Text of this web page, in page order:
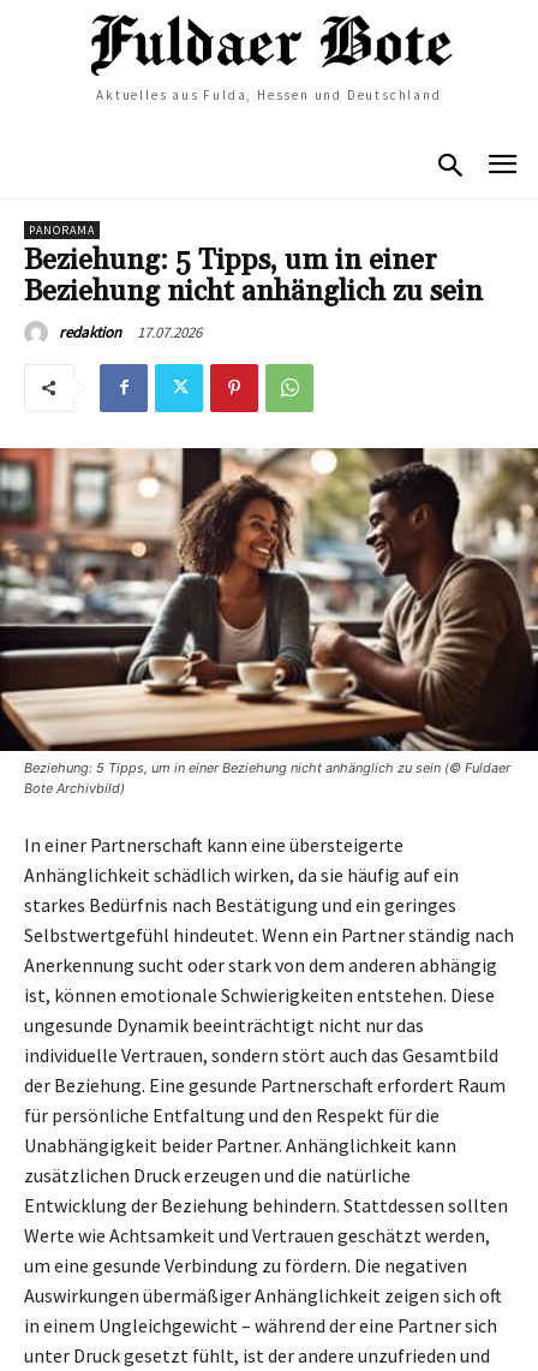
Aktuelles aus Fulda, Hessen und Deutschland
PANORAMA
Beziehung: 5 Tipps, um in einer
Beziehung nicht anhänglich zu sein
redaktion 17.07.2026
Beziehung: 5 Tipps, um in einer Beziehung nicht anhänglich zu sein (© Fuldaer
Bote Archivbild)
In einer Partnerschaft kann eine übersteigerte
Anhänglichkeit schädlich wirken, da sie häufig auf ein
starkes Bedürfnis nach Bestätigung und ein geringes
Selbstwertgefühl hindeutet. Wenn ein Partner ständig nach
Anerkennung sucht oder stark von dem anderen abhängig
ist, können emotionale Schwierigkeiten entstehen. Diese
ungesunde Dynamik beeinträchtigt nicht nur das
individuelle Vertrauen, sondern stört auch das Gesamtbild
der Beziehung. Eine gesunde Partnerschaft erfordert Raum
für persönliche Entfaltung und den Respekt für die
Unabhängigkeit beider Partner. Anhänglichkeit kann
zusätzlichen Druck erzeugen und die natürliche
Entwicklung der Beziehung behindern. Stattdessen sollten
Werte wie Achtsamkeit und Vertrauen geschätzt werden,
um eine gesunde Verbindung zu fördern. Die negativen
Auswirkungen übermäßiger Anhänglichkeit zeigen sich oft
in einem Ungleichgewicht – während der eine Partner sich
unter Druck gesetzt fühlt, ist der andere unzufrieden und